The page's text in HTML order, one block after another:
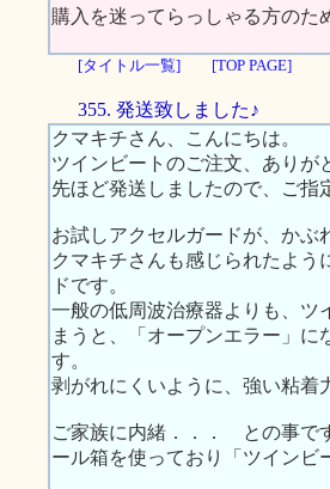
購入を迷ってらっしゃる方のた
[タイトル一覧] [TOP PAGE]
355. 発送致しました♪
クマキチさん、こんにちは。
ツインビートのご注文、ありが
先ほど発送しましたので、ご指
お試しアクセルガードが、かぶ
クマキチさんも感じられたよ
ドです。
一般の低周波治療器よりも、ツ
まうと、「オープンエラー」
す。
剥がれにくいように、強い粘着
ご家族に内緒．．． との事で
ール箱を使っており「ツインビ